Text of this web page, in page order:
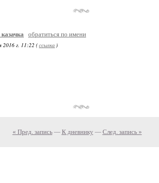
обратиться по имени
2016 г. 11:22 (ссылка )
« Пред. запись— К дневнику — След. запись »